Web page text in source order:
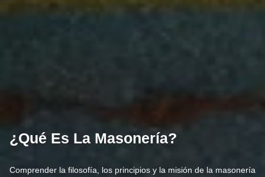
¿Qué Es La Masonería?
Comprender la filosofía, los principios y la misión de la masonería